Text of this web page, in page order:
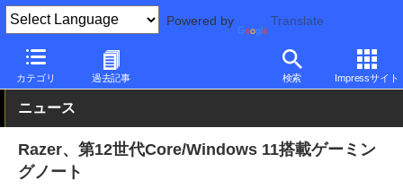
Powered by Translate
カテゴリ 過去記事 検索 Impressサイト
PC Watch パソコン/タブレット/スマートフォン ゲーミングノー
ニュース
Razer、第12世代Core/Windows 11搭載ゲーミン
グノート